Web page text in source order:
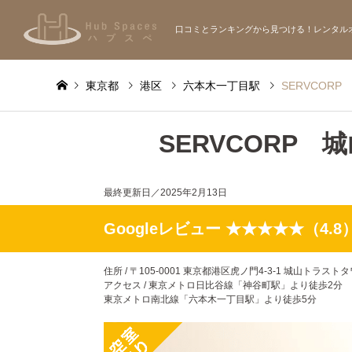
口コミとランキングから見つける！レンタル
東京都 港区 六本木一丁目駅 SERVCORP
SERVCORP 城
最終更新日／2025年2月13日
Googleレビュー ★★★★★（4.8
住所 / 〒105-0001 東京都港区虎ノ門4-3-1 城山トラスト
アクセス / 東京メトロ日比谷線「神谷町駅」より徒歩2分
東京メトロ南北線「六本木一丁目駅」より徒歩5分